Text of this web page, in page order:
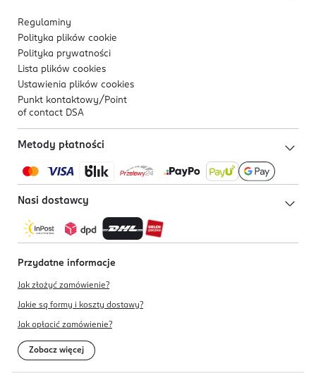
Regulaminy
Polityka plików cookie
Polityka prywatności
Lista plików cookies
Ustawienia plików cookies
Punkt kontaktowy/ Point
of contact DSA
Metody płatności
Nasi dostawcy
Przydatne informacje
Jak złożyć zamówienie?
Jakie są formy i koszty dostawy?
Jak opłacić zamówienie?
Zobacz więcej